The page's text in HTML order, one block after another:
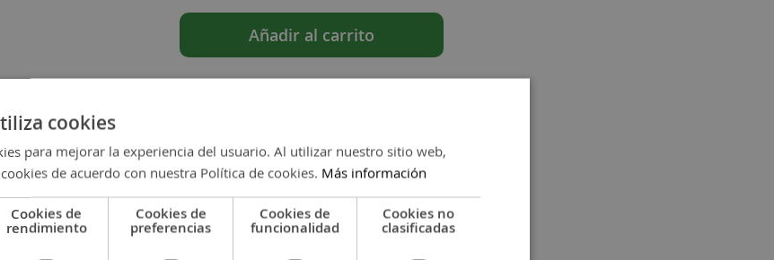
Añadir al carrito
cookies
para mejorar la experiencia del usuario. Al utilizar nuestro sitio web,
de acuerdo con nuestra Política de cookies. Más información
Cookies de
rendimiento
Cookies de
preferencias
Cookies de
funcionalidad
Cookies no
clasificadas